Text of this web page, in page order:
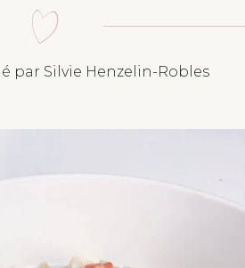
par Silvie Henzelin-Robles